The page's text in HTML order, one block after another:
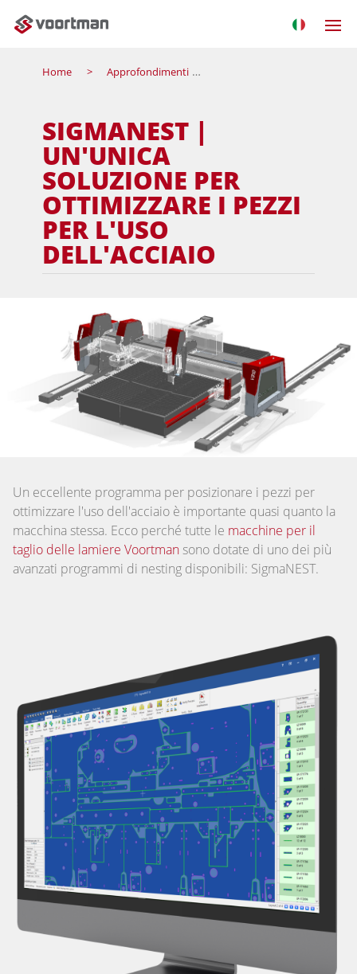
Home Approfondimenti
SIGMANEST |
UN'UNICA
SOLUZIONE PER
OTTIMIZZARE I PEZZI
PER L'USO
DELL'ACCIAIO
Un eccellente programma per posizionare i pezzi per
ottimizzare l'uso dell'acciaio è importante quasi quanto la
macchina stessa. Ecco perché tutte le macchine per il
taglio delle lamiere Voortman sono dotate di uno dei più
avanzati programmi di nesting disponibili: SigmaNEST.